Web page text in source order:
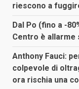
riescono a
Dal Po (fino a -
Centro è allarme
Anthony Fauci:
colpevole di
ora rischia una